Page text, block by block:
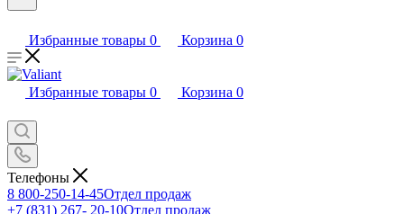
Избранные товары 0 Корзина 0
Избранные товары 0 Корзина 0
Телефоны
8 800-250-14-45Отдел продаж
+7 (831) 267- 20-10Отдел продаж